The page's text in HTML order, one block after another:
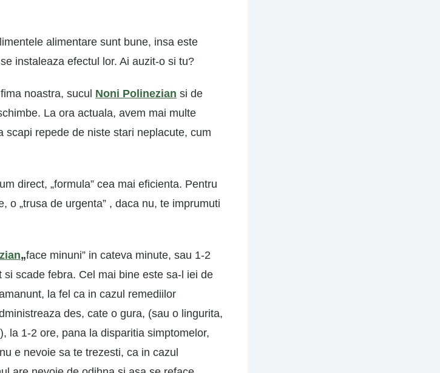
alimentare sunt bune, insa este
instaleaza efectul lor. Ai auzit-o si tu?
noastra, sucul Noni Polinezian si de
La ora actuala, avem mai multe
scapi repede de niste stari neplacute, cum
direct, „formula” cea mai eficienta. Pentru
o „trusa de urgenta” , daca nu, te imprumuti
„face minuni” in cateva minute, sau 1-2
scade febra. Cel mai bine este sa-l iei de
la fel ca in cazul remediilor
des, cate o gura, (sau o lingurita,
la 1-2 ore, pana la disparitia simptomelor,
e nevoie sa te trezesti, ca in cazul